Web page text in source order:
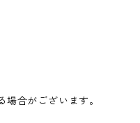
合がございます。